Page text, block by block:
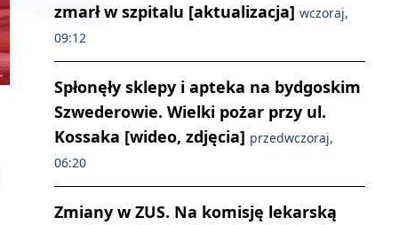
zmarł w szpitalu [aktualizacja] wczoraj,
09:12
Spłonęły sklepy i apteka na bydgoskim
Szwederowie. Wielki pożar przy ul.
Kossaka [wideo, zdjęcia] przedwczoraj,
06:20
Zmiany w ZUS. Na komisję lekarską